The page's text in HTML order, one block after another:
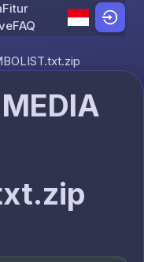
content
Fitur
FAQ